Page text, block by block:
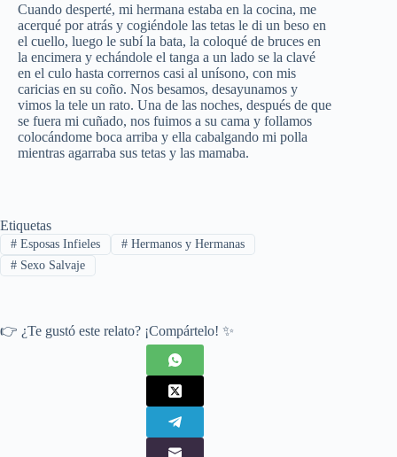
Cuando desperté, mi hermana estaba en la cocina, me
acerqué por atrás y cogiéndole las tetas le di un beso en
el cuello, luego le subí la bata, la coloqué de bruces en
la encimera y echándole el tanga a un lado se la clavé
en el culo hasta corrernos casi al unísono, con mis
caricias en su coño. Nos besamos, desayunamos y
vimos la tele un rato. Una de las noches, después de que
se fuera mi cuñado, nos fuimos a su cama y follamos
colocándome boca arriba y ella cabalgando mi polla
mientras agarraba sus tetas y las mamaba.
Etiquetas
#Esposas Infieles #Hermanos y Hermanas
#Sexo Salvaje
👉 ¿Te gustó este relato? ¡Compártelo! ✨